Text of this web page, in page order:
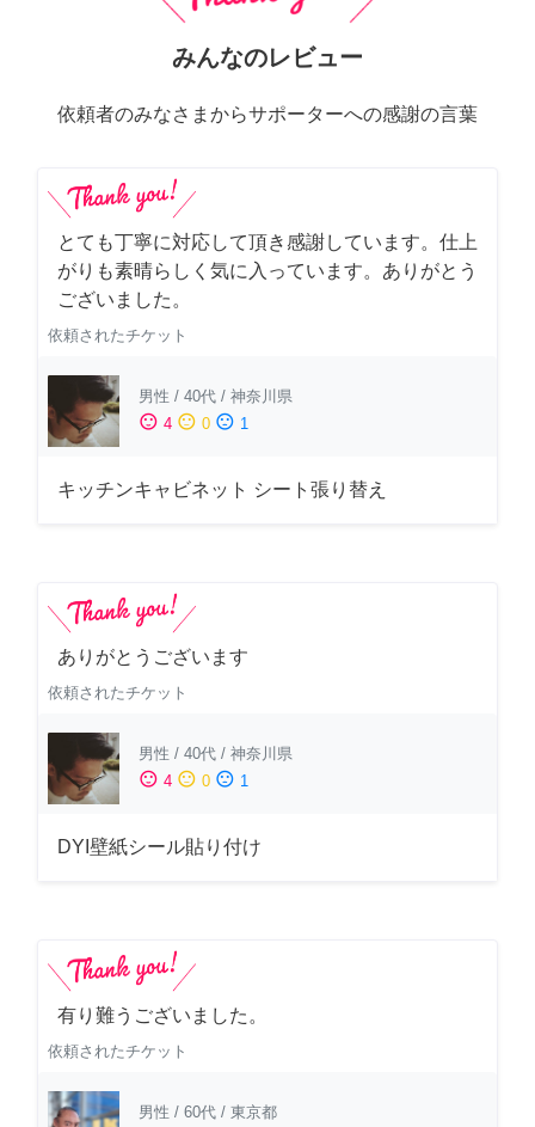
みんなのレビュー
依頼者のみなさまからサポーターへの感謝の言葉
とても丁寧に対応して頂き感謝しています。仕上
がりも素晴らしく気に入っています。ありがとう
ございました。
依頼されたチケット
男性 / 40代 / 神奈川県
sentiment_satisfied 4 sentiment_neutral 0 sentiment_dissatisfied 1
キッチンキャビネット シート張り替え
ありがとうございます
依頼されたチケット
男性 / 40代 / 神奈川県
sentiment_satisfied 4 sentiment_neutral 0 sentiment_dissatisfied 1
DYI壁紙シール貼り付け
有り難うございました。
依頼されたチケット
男性 / 60代 / 東京都